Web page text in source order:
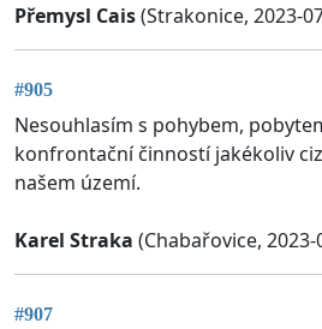
Přemysl Cais(Strakonice, 2023-
#905
Nesouhlasím s pohybem,
konfrontační činností jakékoliv
našem území.
Karel Straka (Chabařovice, 2023-
#907